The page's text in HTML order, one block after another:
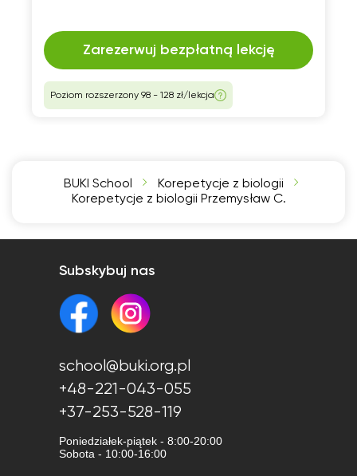
Zarezerwuj bezpłatną lekcję
Poziom rozszerzony 98 - 128 zł/lekcja
BUKI School
Korepetycje z biologii
Korepetycje z biologii Przemysław C.
Subskybuj nas
school@buki.org.pl
+48-221-043-055
+37-253-528-119
Poniedziałek-piątek - 8:00-20:00
Sobota - 10:00-16:00